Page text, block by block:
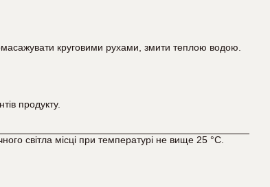
круговими рухами, змити теплою водою.
продукту.
світла місці при температурі не вище 25 °С.